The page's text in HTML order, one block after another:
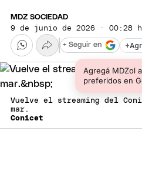
MDZ SOCIEDAD
9 de junio de 2026 · 00:28
+
Agregá MDZol
preferidos en
+ Seguir en
Vuelve el streaming del
mar.
Conicet